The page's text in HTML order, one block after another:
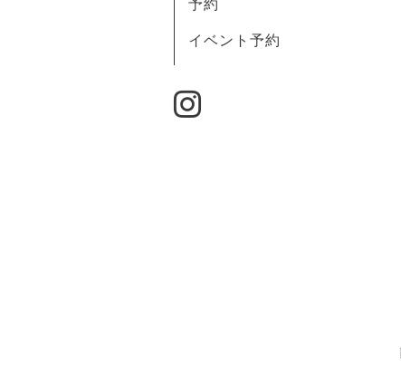
予約
イベント予約